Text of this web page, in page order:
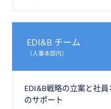
EDI&B チーム
（人事本部内）
EDI&B戦略の立案と社
のサポート